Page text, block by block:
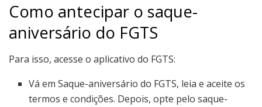
Como antecipar o saque-
aniversário do FGTS
Para isso, acesse o aplicativo do FGTS:
Vá em Saque-aniversário do FGTS, leia e aceite os
termos e condições. Depois, opte pelo saque-